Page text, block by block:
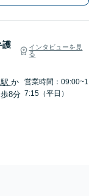
護
インタビューを見
る
か
8分
営業時間：09:00~1
7:15（平日）